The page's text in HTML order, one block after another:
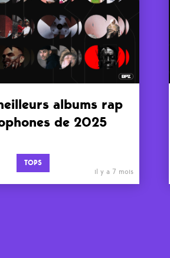
albums rap
de 2025
TOPS
il y a 7 mois